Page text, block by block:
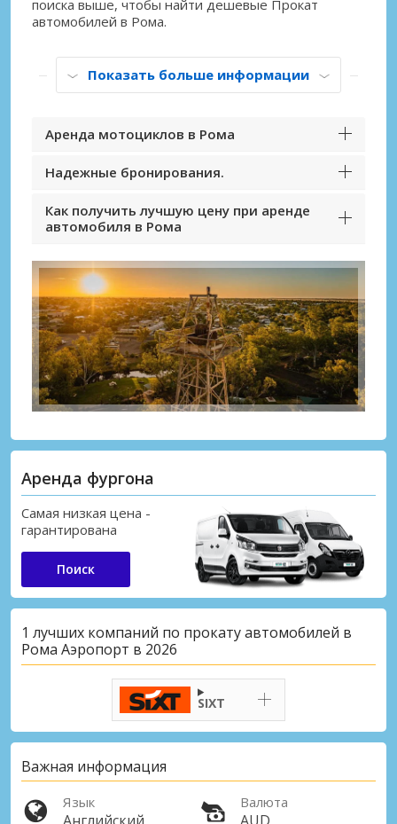
поиска выше, чтобы найти дешевые Прокат
автомобилей в Рома.
Показать больше информации
Аренда мотоциклов в Рома
Надежные бронирования.
Как получить лучшую цену при аренде
автомобиля в Рома
Аренда фургона
Самая низкая цена -
гарантирована
Поиск
1 лучших компаний по прокату автомобилей в
Рома Аэропорт в 2026
SIXT
Важная информация
Язык Валюта